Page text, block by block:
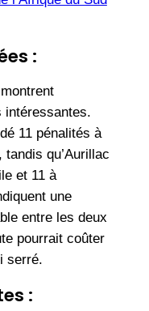
:
intéressantes.
11 pénalités à
tandis qu’Aurillac
et 11 à
une
entre les deux
pourrait coûter
serré.
: